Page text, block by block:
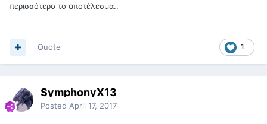
περισσότερο το αποτέλεσμα..
1
Quote
SymphonyX13
Posted April 17, 2017